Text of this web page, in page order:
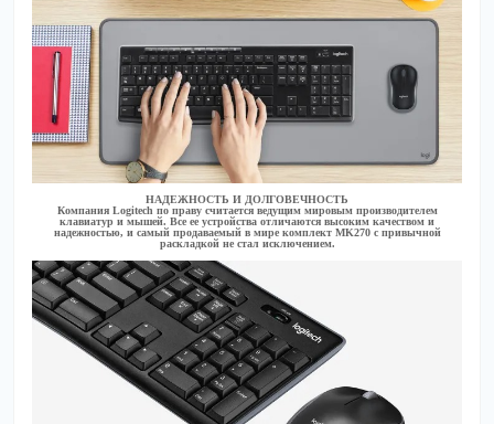
НАДЕЖНОСТЬ И ДОЛГОВЕЧНОСТЬ
Компания Logitech по праву считается ведущим мировым производителем
клавиатур и мышей. Все ее устройства отличаются высоким качеством и
надежностью, и самый продаваемый в мире комплект MK270 с привычной
раскладкой не стал исключением.